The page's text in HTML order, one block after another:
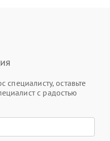
специалисту, оставьте
с радостью